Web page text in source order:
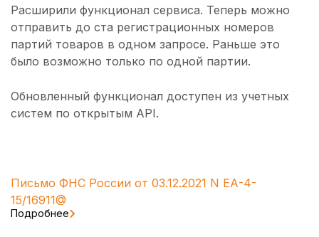
Расширили функционал сервиса. Теперь можно
отправить до ста регистрационных номеров
партий товаров в одном запросе. Раньше это
было возможно только по одной партии.
Обновленный функционал доступен из учетных
систем по открытым API.
Письмо ФНС России от 03.12.2021 N ЕА-4-
15/16911@
Подробнее